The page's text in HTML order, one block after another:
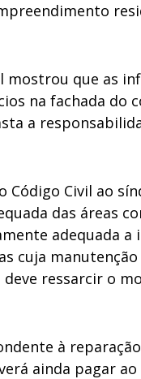
mostrou que as
na fachada do
a
Código Civil ao
das áreas
adequada a
cuja manutenção
ressarcir o
à
ainda pagar